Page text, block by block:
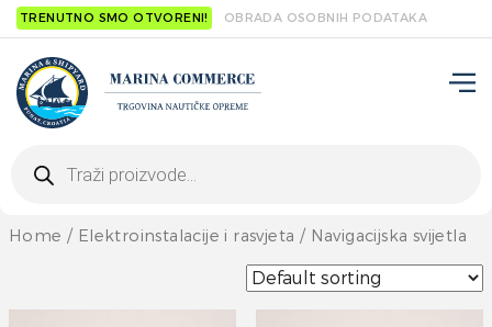
TRENUTNO SMO OTVORENI! OBRADA OSOBNIH PODATAKA
search
Home / Elektroinstalacije i rasvjeta / Navigacijska svijetla